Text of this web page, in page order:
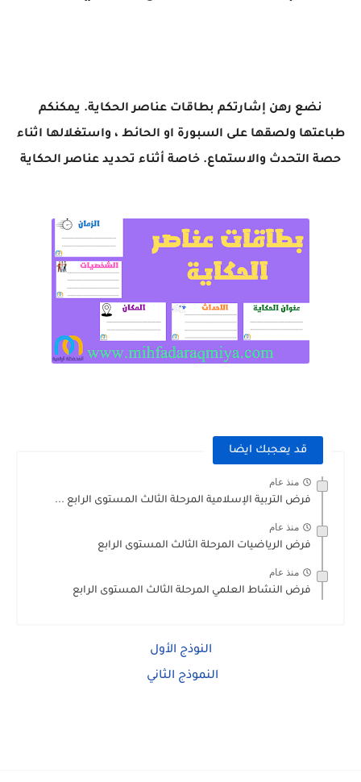
نضع رهن إشارتكم بطاقات عناصر الحكاية. يمكنكم
طباعتها ولصقها على السبورة او الحائط ، واستغلالها اثناء
حصة التحدث والاستماع. خاصة أثناء تحديد عناصر الحكاية
قد يعجبك ايضا
منذ عام
فرض التربية الإسلامية المرحلة الثالث المستوى الرابع ...
منذ عام
فرض الرياضيات المرحلة الثالث المستوى الرابع
منذ عام
فرض النشاط العلمي المرحلة الثالث المستوى الرابع
النوذج الأول
النموذج الثاني